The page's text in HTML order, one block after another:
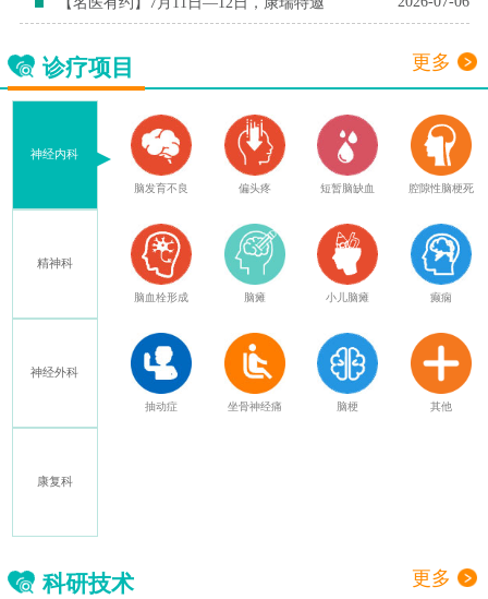
诊疗项目 更多
神经内科
精神科
神经外科
康复科
脑萎缩 脑出血后遗症 脑梗后遗症 脑外伤后遗症
老年痴呆 共济失调 帕金森 特发性震颤
脊髓损伤 截瘫 格林巴利 多发性硬化
科研技术 更多